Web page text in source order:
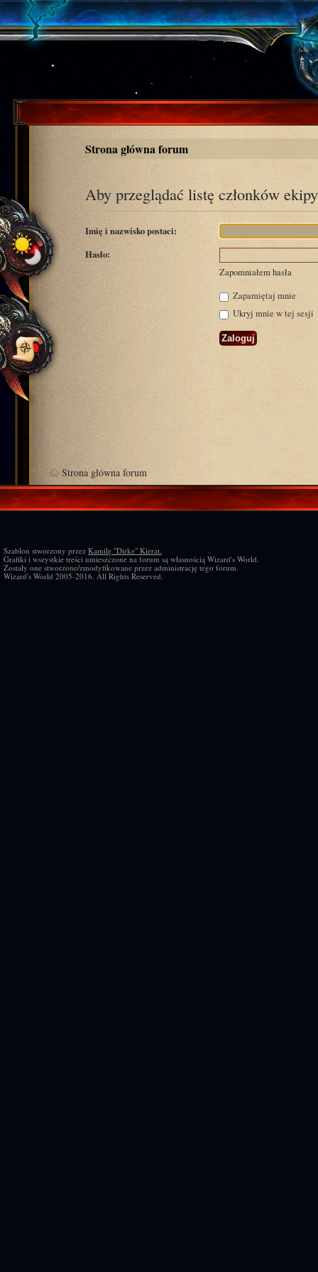
Strona główna forum
Aby przeglądać listę członków
Imię i nazwisko postaci:
Hasło:
Zapomniałem hasła
Zapamiętaj mnie
Ukryj mnie w tej sesji
Strona główna forum
Szablon stworzony przez Kamilę "Dirke" Kierat.
Grafiki i wszystkie treści umieszczone na forum są własnością Wizard's World.
Zostały one stworzone/zmodyfikowane przez administrację tego forum.
Wizard's World 2005-2016. All Rights Reserved.